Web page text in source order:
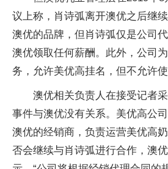
议上称，肖诗弧离开澳优之后继
澳优的品牌，但肖诗弧仅是公司
澳优领取任何薪酬。此外，公司
务，允许美优高挂名，但不允许使
澳优相关负责人在接受记者
事件与澳优没有关系。美优高公
澳优的经销商，负责运营美优高
否会继续与肖诗弧进行合作，澳